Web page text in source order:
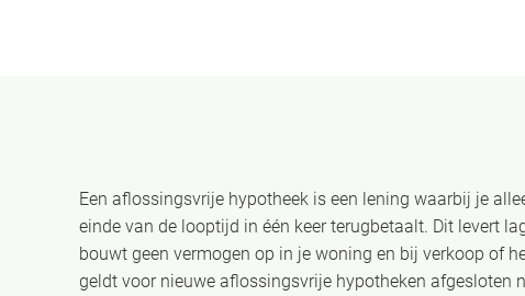
Een aflossingsvrije hypotheek is een lening waarbij je
einde van de looptijd in één keer terugbetaalt. Dit levert
bouwt geen vermogen op in je woning en bij verkoop of
geldt voor nieuwe aflossingsvrije hypotheken afgesloten